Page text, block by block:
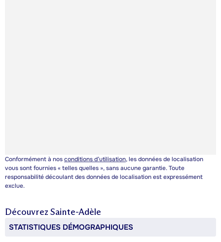
Conformément à nosconditions d’utilisation, les données de localisation
vous sont fournies « telles quelles », sans aucune garantie. Toute
responsabilité découlant des données de localisation est expressément
exclue.
Découvrez Sainte-Adèle
STATISTIQUES DÉMOGRAPHIQUES